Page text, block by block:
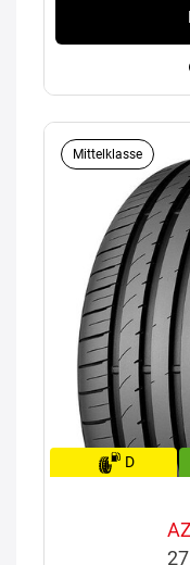
Mittelklasse
D